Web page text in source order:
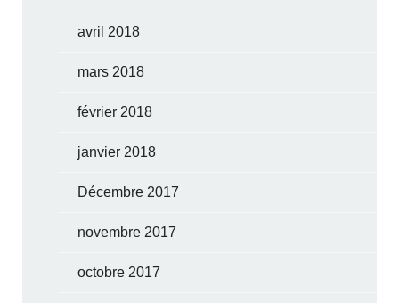
avril 2018
mars 2018
février 2018
janvier 2018
Décembre 2017
novembre 2017
octobre 2017